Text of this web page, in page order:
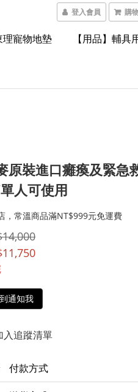
登入會員 購
理寵物地墊 【用品】輔具
原裝進口癱瘓及緊急
人可使用
，常溫商品滿NT$999元免運費
通知我
入追蹤清單
付款方式